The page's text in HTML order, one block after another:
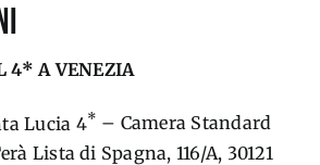
4* A VENEZIA
Lucia 4* – Camera Standard
Lista di Spagna, 116/A, 30121